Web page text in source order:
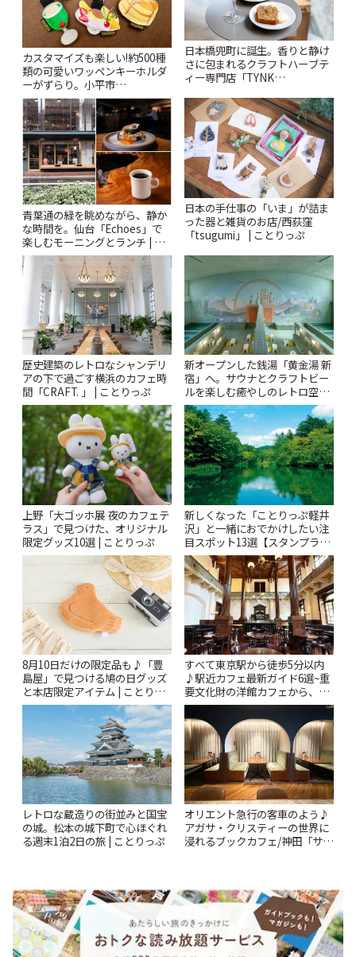
カスタマイズも楽しい!約500種
類の可愛いワッペンキーホルダ
ーがずらり。小平市
「Kimamaya T&K」 | ことりっ
ぷ
日本橋兜町に誕生。香りと静け
さに包まれるクラフトハーブテ
ィー専門店「TYNK
青葉通の緑を眺めながら、静か
な時間を。仙台「Echoes」で
楽しむモーニングとランチ | こ
とりっぷ
日本の手仕事の「いま」が詰ま
った器と雑貨のお店/西荻窪
「tsugumi」 | ことりっぷ
歴史建築のレトロなシャンデリ
アの下で過ごす横浜のカフェ時
間「CRAFT. 」 | ことりっぷ
新オープンした銭湯「黄金湯 新
宿」へ。サウナとクラフトビー
ルを楽しむ癒やしのレトロ空間
| ことりっぷ
上野「大ゴッホ展 夜のカフェテ
ラス」で見つけた、オリジナル
限定グッズ10選 | ことりっぷ
新しくなった「ことりっぷ軽井
沢」と一緒におでかけしたい注
目スポット13選【スタンプラリ
ー開催中】 | ことりっぷ
8月10日だけの限定品も♪「豊
島屋」で見つける鳩の日グッズ
と本店限定アイテム | ことりっ
ぷ
すべて東京駅から徒歩5分以内
♪駅近カフェ最新ガイド6選~重
要文化財の洋館カフェから、改
札すぐのレトロ喫茶まで~ | こと
りっぷ
レトロな蔵造りの街並みと国宝
の城。松本の城下町で心ほぐれ
る週末1泊2日の旅 | ことりっぷ
オリエント急行の客車のよう♪
アガサ・クリスティーの世界に
浸れるブックカフェ/神田「サロ